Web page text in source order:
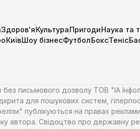
Здоров'яКультураПригодиНаука та
КиївШоу бізнесФутболБоксТеніс
без письмового дозволу ТОВ "ІА
для пошукових систем,
публікуються на правах
автора. Свідоцтво про державну